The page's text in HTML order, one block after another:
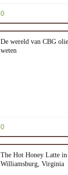
0
De wereld van CBG
weten
0
The Hot Honey Latte
Williamsburg, Virginia